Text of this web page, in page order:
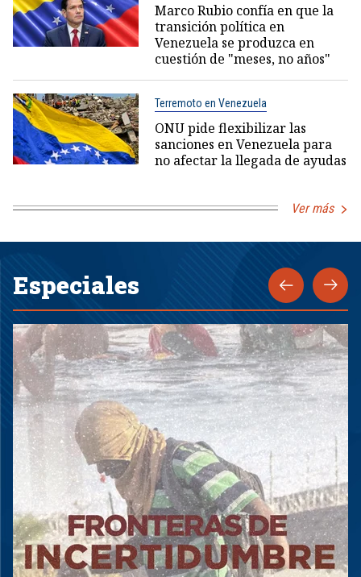
Marco Rubio confía en que la
transición política en
Venezuela se produzca en
cuestión de "meses, no años"
Terremoto en Venezuela
ONU pide flexibilizar las
sanciones en Venezuela para
no afectar la llegada de ayudas
Ver más
Especiales